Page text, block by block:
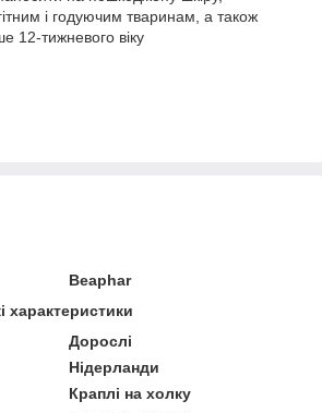
і годуючим тваринам, а також
12-тижневого віку
Beaphar
характеристики
Дорослі
Нідерланди
Краплі на холку